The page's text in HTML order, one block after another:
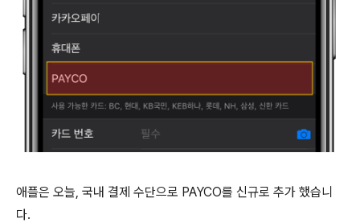
애플은 오늘, 국내 결제 수단으로 PAYCO를 신규로 추가 했습니
다.